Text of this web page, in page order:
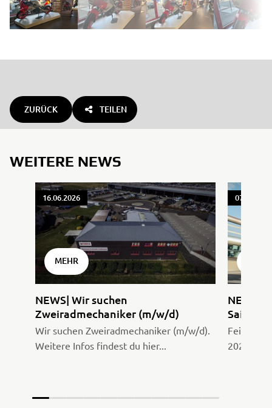
ZURÜCK TEILEN
WEITERE NEWS
16.06.2026
MEHR
NEWS| Wir suchen
Zweiradmechaniker (m/w/d)
Wir suchen Zweiradmechaniker (m/w/d).
Weitere Infos findest du hier...
07.04.2026
NEWS|
Feier mit
2026